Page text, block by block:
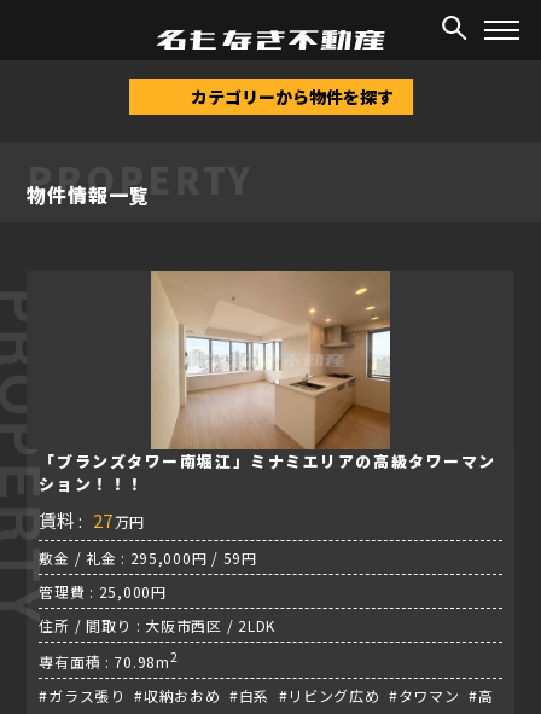
物件情報
カテゴリーから物件を探す
PROPERTY
物件情報一覧
「ブランズタワー南堀江」ミナミエリアの高級タワーマン
ション！！！
賃料 : 27万円
敷金 / 礼金 : 295,000円 / 59円
管理費 : 25,000円
住所 / 間取り : 大阪市西区 / 2LDK
専有面積 : 70.98m2
#ガラス張り #収納おおめ #白系 #リビング広め #タワマン #高